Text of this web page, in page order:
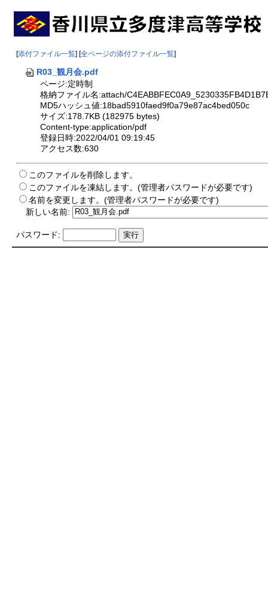
[添付ファイル一覧] [全ページの添付ファイル一覧]
R03_観月会.pdf
ページ:定時制
格納ファイル名:attach/
MD5ハッシュ値:18bad5910faed9f0a79e87ac4bed050c
サイズ:178.7KB (182975 bytes)
Content-type:application/pdf
登録日時:2022/04/01 09:19:45
アクセス数:630
このファイルを削除します。
このファイルを凍結します。(管理者パスワードが必要です)
名前を変更します。(管理者パスワードが必要です)
新しい名前:
パスワード: